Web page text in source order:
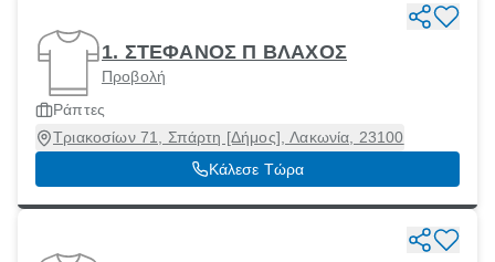
1. ΣΤΕΦΑΝΟΣ Π ΒΛΑΧΟΣ
Προβολή
Ράπτες
Τριακοσίων 71, Σπάρτη [Δήμος], Λακωνία, 23100
Κάλεσε Τώρα